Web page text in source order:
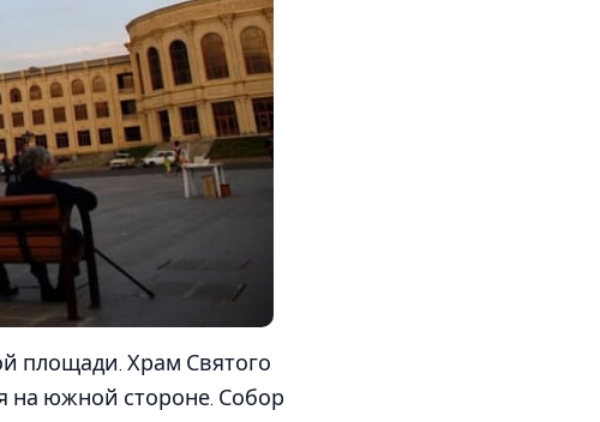
площади. Храм Святого
на южной стороне. Собор